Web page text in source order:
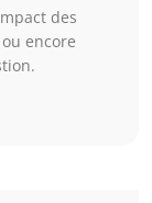
des
encore